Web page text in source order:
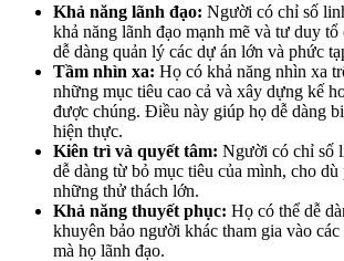
Khả năng lãnh đạo: Người có chỉ số
khả năng lãnh đạo mạnh mẽ và tư duy
dễ dàng quản lý các dự án lớn và phức
Tầm nhìn xa: Họ có khả năng nhìn xa
những mục tiêu cao cả và xây dựng kế
được chúng. Điều này giúp họ dễ dàng
hiện thực.
Kiên trì và quyết tâm: Người có chỉ số
dễ dàng từ bỏ mục tiêu của mình, cho
những thử thách lớn.
Khả năng thuyết phục: Họ có thể dễ
khuyên bảo người khác tham gia vào
mà họ lãnh đạo.